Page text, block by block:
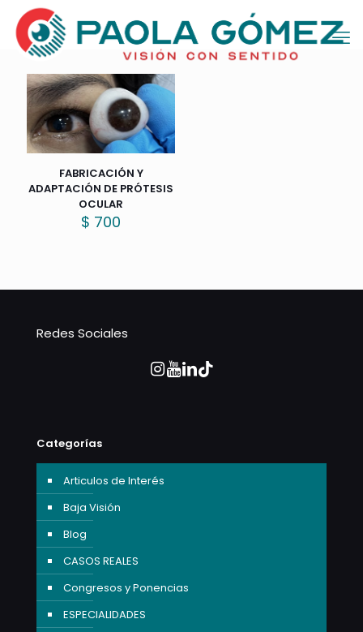
FABRICACIÓN Y
ADAPTACIÓN DE PRÓTESIS
OCULAR
$ 700
Redes Sociales
Categorías
Articulos de Interés
Baja Visión
Blog
CASOS REALES
Congresos y Ponencias
ESPECIALIDADES